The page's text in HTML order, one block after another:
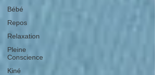
Bébé
Repos
Relaxation
Pleine
Conscience
Kiné